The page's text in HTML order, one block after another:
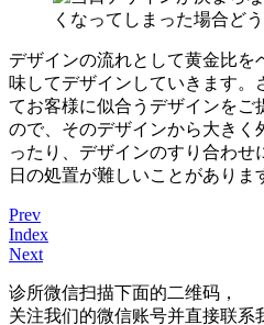
デザインの流れとして黄金比を
味してデザインしていきます。
てお客様に似合うデザインをご
ので、そのデザインから大きく
ったり、デザインのすり合わせ
日の処置が難しいことがありま
Prev
Index
Next
诊所微信扫描下面的二维码，
关注我们的微信账号并直接联系